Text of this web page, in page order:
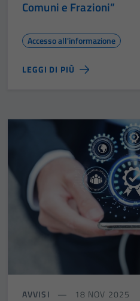
Comuni e Frazioni”
Accesso all'informazione
LEGGI DI PIÙ
AVVISI 18 NOV 2025